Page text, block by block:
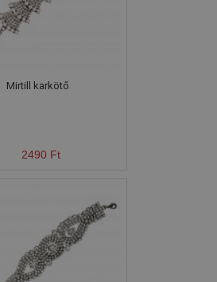
Mirtill karkötő
2490 Ft